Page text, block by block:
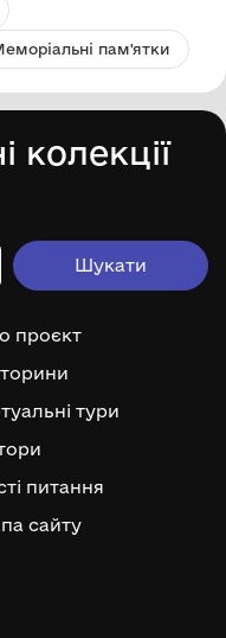
пам'ятки
колекції
проєкт
тури
питання
сайту